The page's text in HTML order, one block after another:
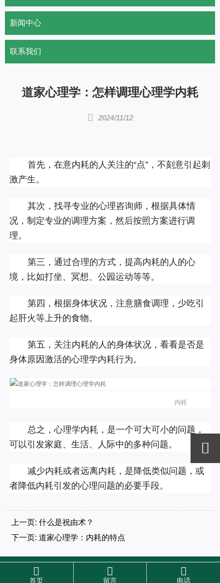
新闻中心
联系我们
道家心理学：怎样调理心理学内耗
 2024/11/12
首先，在意内耗的人关注的“点”，不刻意引起刺
激产生。
其次，找寻专业的心理咨询师，根据具体情
况，制定专业的调理方案，然后按照方案进行调
理。
第三， 通过合理的方式，提高内耗的人的心
境，比如打坐、冥想、公园运动等等。
第四， 根据身体状况，注意膳食调理，少吃引
起肝火等上升的食物。
第五， 关注内耗的人的身体状况，看看是否是
身体原因激活的心理学内耗行为。
内耗
总之，心理学内耗，是一个可大可小的问题，
可以引发家庭、生活、人际中的多种问题。
减少内耗或者远离内耗，是降低类似问题，或
者降低内耗引发的心理问题的必要手段。
上一页: 什么是祝由术？
下一页: 道家心理学：内耗的特点
CopyRight ©2020-2024 能量超人 高端健康管理中心粤ICP备
网站设计：心梦网络

首页

留言

电话
